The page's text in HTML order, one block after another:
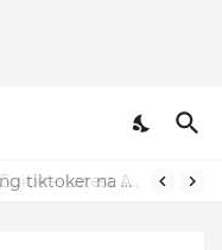
Pokwang mainit na binanatan ang tiktoker na nandidiri sa Sardinas